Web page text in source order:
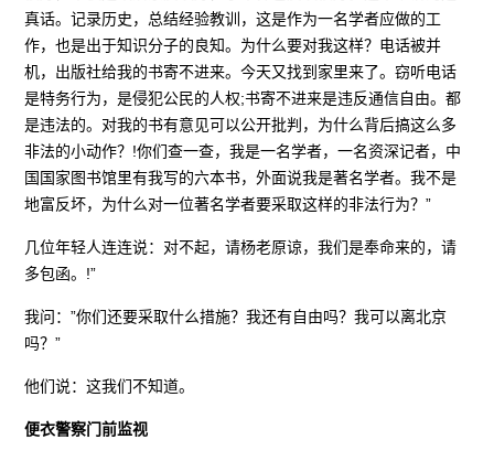
真话。记录历史，总结经验教训，这是作为一名学者应做的工
作，也是出于知识分子的良知。为什么要对我这样？电话被并
机，出版社给我的书寄不进来。今天又找到家里来了。窃听电话
是特务行为，是侵犯公民的人权;书寄不进来是违反通信自由。都
是违法的。对我的书有意见可以公开批判，为什么背后搞这么多
非法的小动作？!你们查一查，我是一名学者，一名资深记者，中
国国家图书馆里有我写的六本书，外面说我是著名学者。我不是
地富反坏，为什么对一位著名学者要采取这样的非法行为？”
几位年轻人连连说：对不起，请杨老原谅，我们是奉命来的，请
多包函。!”
我问：”你们还要采取什么措施？我还有自由吗？我可以离北京
吗？”
他们说：这我们不知道。
便衣警察门前监视